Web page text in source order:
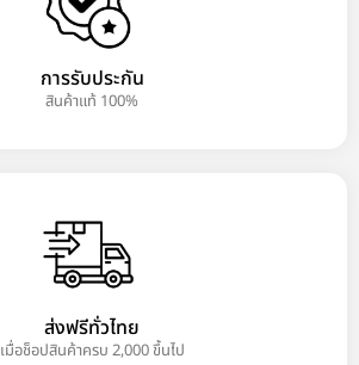
การรับประกัน
สินค้าแท้ 100%
ส่งฟรีทั่วไทย
เมื่อช็อปสินค้าครบ 2,000 ขึ้นไป